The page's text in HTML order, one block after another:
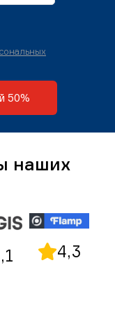
50%
наших
4,3